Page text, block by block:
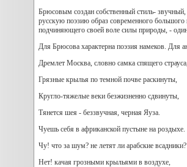
Брюсовым создан собственный стиль-
русскую поэзию образ современного
подчиняющего своей воле силы природы, -
Для Брюсова характерна поэзия намеков. Для
Дремлет Москва, словно самка спящего страуса,
Грязные крылья по темной почве раскинуты,
Кругло-тяжелые веки безжизненно сдвинуты,
Тянется шея - беззвучная, черная Яуза.
Чуешь себя в африканской пустыне на роздыхе.
Чу! что за шум? не летят ли арабские всадники?
Нет! качая грозными крыльями в воздухе,